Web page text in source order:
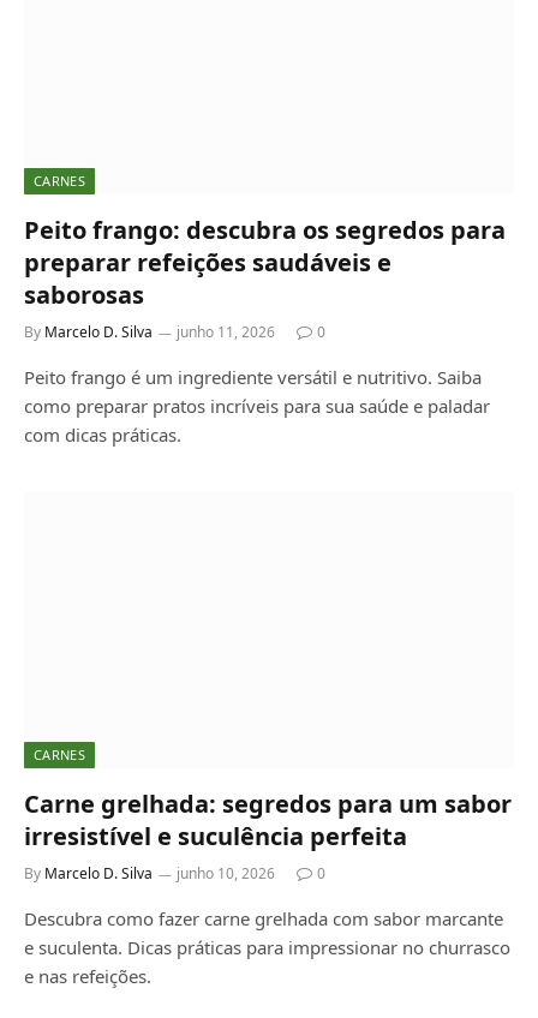
CARNES
Peito frango: descubra os segredos para
preparar refeições saudáveis e
saborosas
By Marcelo D. Silva junho 11, 2026 0
Peito frango é um ingrediente versátil e nutritivo. Saiba
como preparar pratos incríveis para sua saúde e paladar
com dicas práticas.
CARNES
Carne grelhada: segredos para um sabor
irresistível e suculência perfeita
By Marcelo D. Silva junho 10, 2026 0
Descubra como fazer carne grelhada com sabor marcante
e suculenta. Dicas práticas para impressionar no churrasco
e nas refeições.